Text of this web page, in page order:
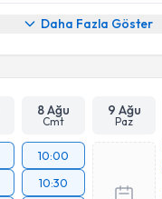
Daha Fazla Göster
8 Ağu
Cmt
9 Ağu
Paz
10:00
10:30